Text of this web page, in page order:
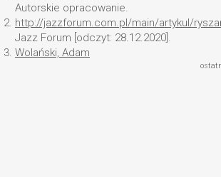
Autorskie opracowanie.
2. http://jazzforum.com.pl/main/artykul/
Jazz Forum [odczyt: 28.12.2020].
3. Wolański, Adam